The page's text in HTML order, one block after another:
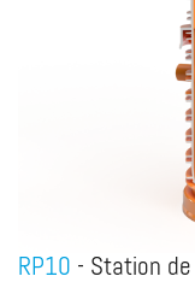
RP10 - Station